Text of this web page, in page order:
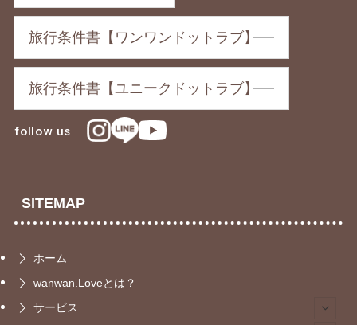
旅行条件書【ワンワンドットラブ】
旅行条件書【ユニークドットラブ】
follow us
SITEMAP
ホーム
wanwan.Loveとは？
サービス